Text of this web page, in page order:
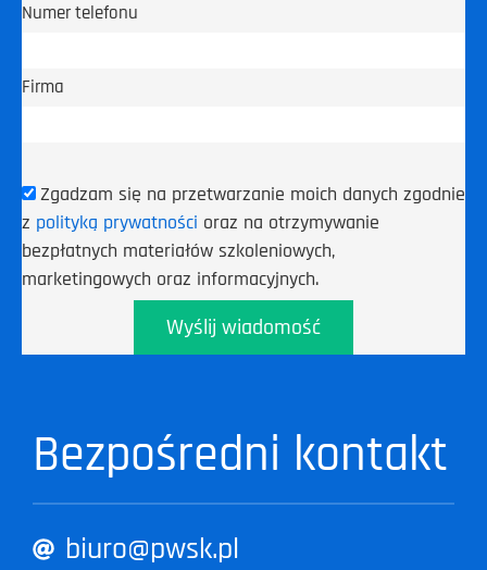
Numer telefonu
Firma
Zgadzam się na przetwarzanie moich danych zgodnie
z polityką prywatności oraz na otrzymywanie
bezpłatnych materiałów szkoleniowych,
marketingowych oraz informacyjnych.
Wyślij wiadomość
Bezpośredni kontakt
biuro@pwsk.pl